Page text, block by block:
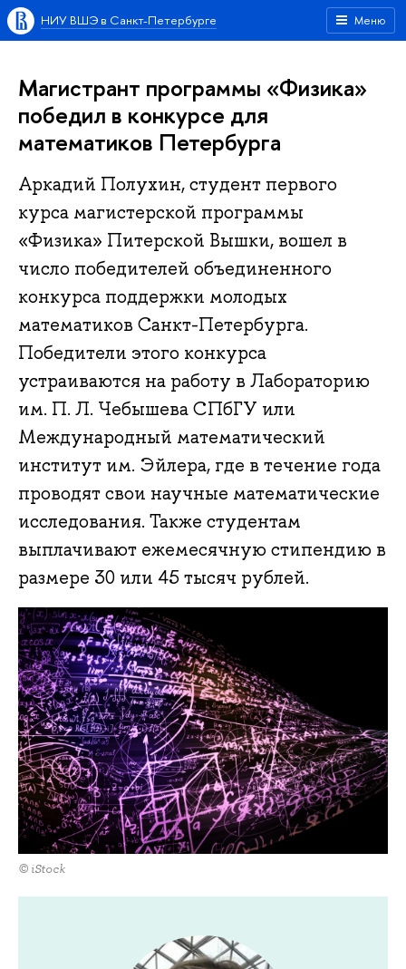
Меню
НИУ ВШЭ в Санкт-Петербурге
Магистрант программы «Физика»
победил в конкурсе для
математиков Петербурга
Аркадий Полухин, студент первого
курса магистерской программы
«Физика» Питерской Вышки, вошел в
число победителей объединенного
конкурса поддержки молодых
математиков Санкт-Петербурга.
Победители этого конкурса
устраиваются на работу в Лабораторию
им. П. Л. Чебышева СПбГУ или
Международный математический
институт им. Эйлера, где в течение года
проводят свои научные математические
исследования. Также студентам
выплачивают ежемесячную стипендию в
размере 30 или 45 тысяч рублей.
© iStock